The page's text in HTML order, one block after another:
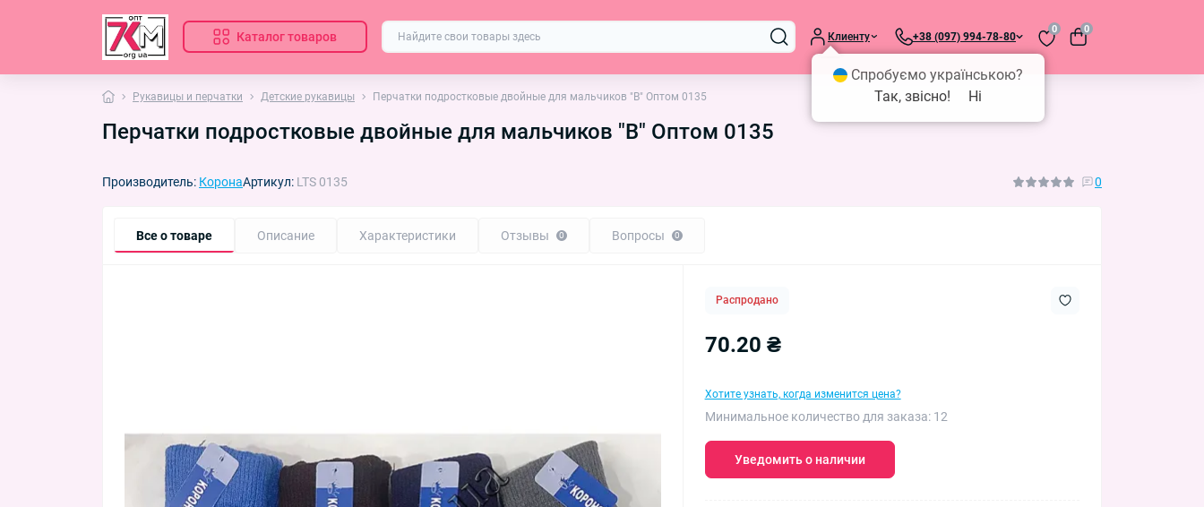
Каталог товаров Клиенту +38 (097) 994-78-80
0 0
Рукавицы и перчатки Детские рукавицы Перчатки подростковые двойные для мальчиков "B" Оптом 0135
Перчатки подростковые двойные для мальчиков "B" Оптом 0135
Производитель: КоронаАртикул: LTS 0135 0
Все о товаре Описание Характеристики Отзывы 0 Вопросы 0
Распродано
70.20 ₴
Хотите узнать, когда изменится цена?
Минимальное количество для заказа: 12
Уведомить о наличии
Спробуємо українською?
Так, звісно!
Ні